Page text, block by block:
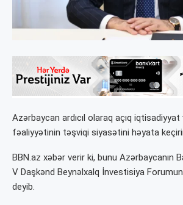
Azərbaycan ardıcıl olaraq açıq iqtisadiyyat
fəaliyyətinin təşviqi siyasətini həyata
BBN.az xəbər verir ki, bunu Azərbaycanın
V Daşkənd Beynəlxalq İnvestisiya
deyib.